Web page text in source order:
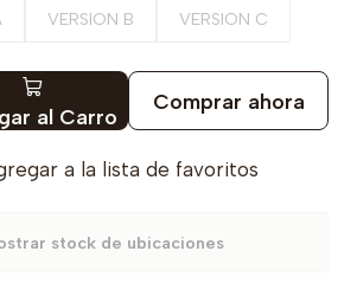
VERSION B VERSION C
al Carro
Comprar ahora
a la lista de favoritos
stock de ubicaciones